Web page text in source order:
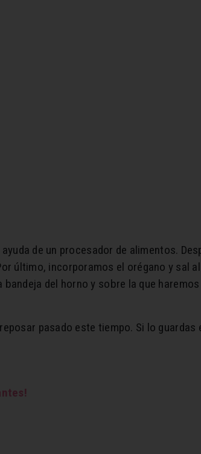
de un procesador de alimentos.
último, incorporamos el orégano y sal
del horno y sobre la que
pasado este tiempo. Si lo